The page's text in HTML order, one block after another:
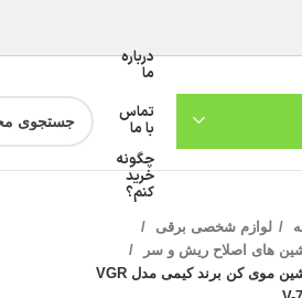
درباره
ما
تماس
با ما
چگونه
خرید
کنم؟
لوازم شخصی برقی
های اصلاح ریش و سر
ماشین موی کن برند کیمی مدل VGR